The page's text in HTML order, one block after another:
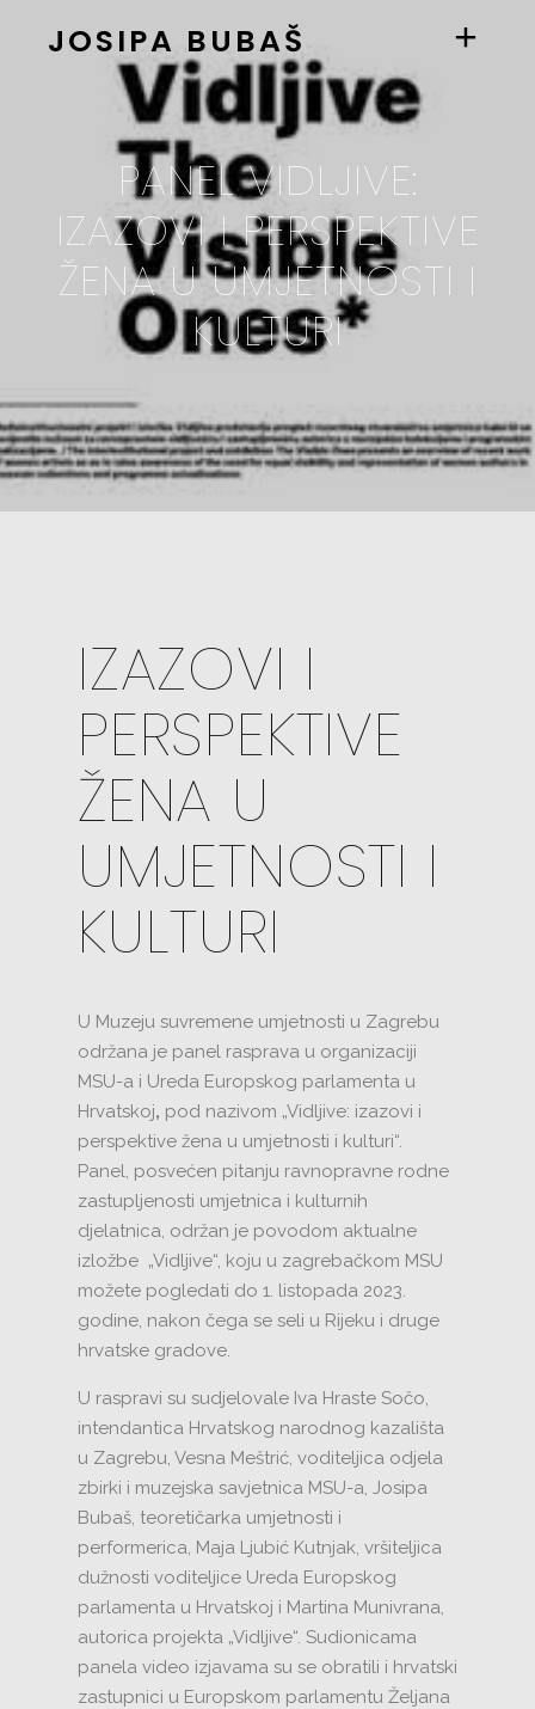
JOSIPA BUBAŠ
PANEL VIDLJIVE:
IZAZOVI I PERSPEKTIVE
ŽENA U UMJETNOSTI I
KULTURI
IZAZOVI I
PERSPEKTIVE
ŽENA U
UMJETNOSTI I
KULTURI
U Muzeju suvremene umjetnosti u Zagrebu
održana je panel rasprava u organizaciji
MSU-a i Ureda Europskog parlamenta u
Hrvatskoj, pod nazivom „Vidljive: izazovi i
perspektive žena u umjetnosti i kulturi“.
Panel, posvećen pitanju ravnopravne rodne
zastupljenosti umjetnica i kulturnih
djelatnica, održan je povodom aktualne
izložbe „Vidljive“, koju u zagrebačkom MSU
možete pogledati do 1. listopada 2023.
godine, nakon čega se seli u Rijeku i druge
hrvatske gradove.
U raspravi su sudjelovale Iva Hraste Sočo,
intendantica Hrvatskog narodnog kazališta
u Zagrebu, Vesna Meštrić, voditeljica odjela
zbirki i muzejska savjetnica MSU-a, Josipa
Bubaš, teoretičarka umjetnosti i
performerica, Maja Ljubić Kutnjak, vršiteljica
dužnosti voditeljice Ureda Europskog
parlamenta u Hrvatskoj i Martina Munivrana,
autorica projekta „Vidljive“. Sudionicama
panela video izjavama su se obratili i hrvatski
zastupnici u Europskom parlamentu Željana